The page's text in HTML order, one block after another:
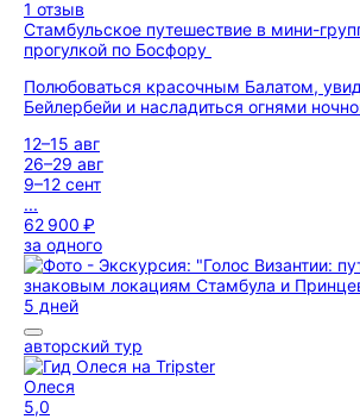
1 отзыв
Стамбульское путешествие в мини-
прогулкой по Босфору
Полюбоваться красочным Балатом,
Бейлербейи и насладиться огнями
12–15 авг
26–29 авг
9–12 сент
...
62 900 ₽
за одного
5 дней
авторский тур
Олеся
5,0